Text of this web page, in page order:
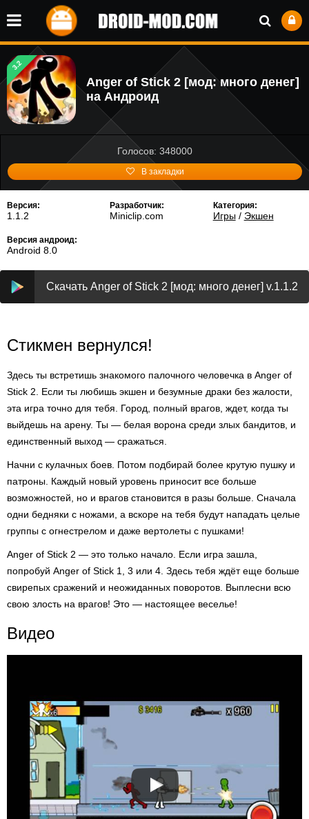
3.2
Anger of Stick 2 [мод: много денег]
на Андроид
Голосов: 348000
В закладки
Версия:
1.1.2
Разработчик:
Miniclip.com
Категория:
Игры/ Экшен
Версия андроид:
Android 8.0
Скачать Anger of Stick 2 [мод: много денег] v.1.1.2
Стикмен вернулся!
Здесь ты встретишь знакомого палочного человечка в Anger of
Stick 2. Если ты любишь экшен и безумные драки без жалости,
эта игра точно для тебя. Город, полный врагов, ждет, когда ты
выйдешь на арену. Ты — белая ворона среди злых бандитов, и
единственный выход — сражаться.
Начни с кулачных боев. Потом подбирай более крутую пушку и
патроны. Каждый новый уровень приносит все больше
возможностей, но и врагов становится в разы больше. Сначала
одни бедняки с ножами, а вскоре на тебя будут нападать целые
группы с огнестрелом и даже вертолеты с пушками!
Anger of Stick 2 — это только начало. Если игра зашла,
попробуй Anger of Stick 1, 3 или 4. Здесь тебя ждёт еще больше
свирепых сражений и неожиданных поворотов. Выплесни всю
свою злость на врагов! Это — настоящее веселье!
Видео